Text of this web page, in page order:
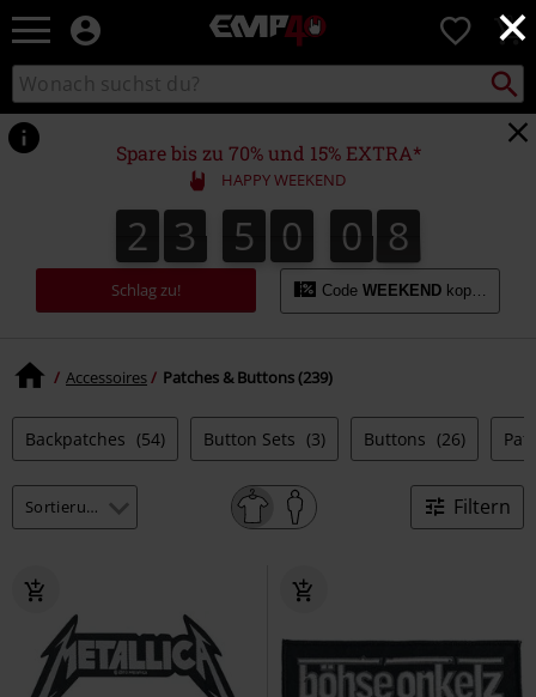
×
EMP
Merchandise
-
Shop
Rock
&
Entertainment
0
Katalog
durchsuchen
suchen
Spare bis zu 70% und 15% EXTRA*
HAPPY WEEKEND
2
2 3
3 5
5 0
0 0
1
0 6
7
6
8
7
Schlag zu! Code WEEKEND kopieren
Accessoires Patches & Buttons (239)
Backpatches (54) Button Sets (3) Buttons (26)
Filtern